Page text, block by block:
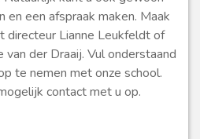
en een afspraak maken. Maak
directeur Lianne Leukfeldt of
der Draaij. Vul onderstaand
te nemen met onze school.
contact met u op.